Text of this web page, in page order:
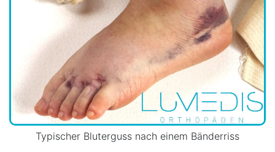
Typischer Bluterguss nach einem Bänderriss